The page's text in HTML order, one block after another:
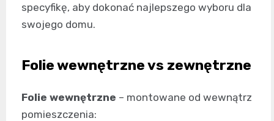
specyfikę, aby dokonać najlepszego wyboru dla
swojego domu.
Folie wewnętrzne vs zewnętrzne
Folie wewnętrzne – montowane od wewnątrz
pomieszczenia: